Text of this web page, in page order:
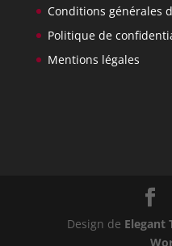
Conditions générales
Politique de
Mentions légales
Design de Elegant